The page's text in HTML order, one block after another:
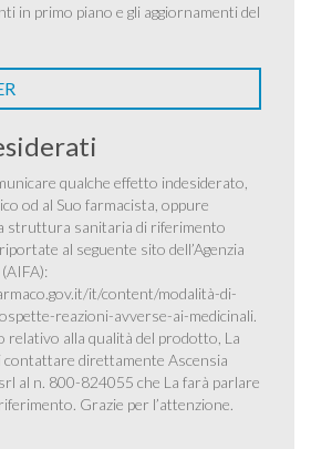
in primo piano e gli aggiornamenti del
qualche effetto indesiderato,
od al Suo farmacista, oppure
struttura sanitaria di riferimento
al seguente sito dell’Agenzia
it/content/modalità-di-
reazioni-avverse-ai-medicinali.
relativo alla qualità del prodotto, La
contattare direttamente Ascensia
al n. 800-824055 che La farà parlare
Grazie per l’attenzione.